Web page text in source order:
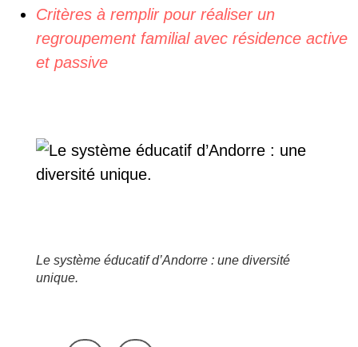
Critères à remplir pour réaliser un
regroupement familial avec résidence active
et passive
Le système éducatif d’Andorre : une diversité
unique.